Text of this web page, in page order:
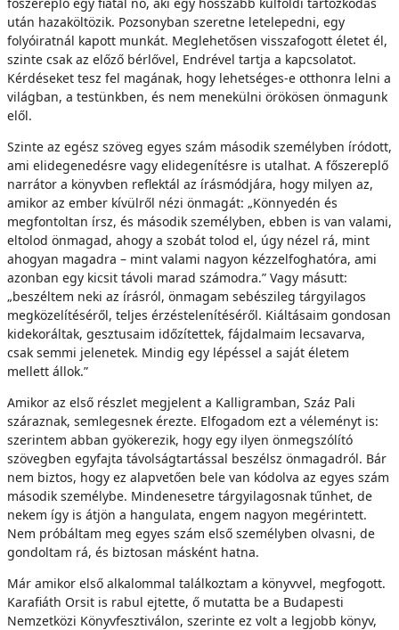
után hazaköltözik. Pozsonyban szeretne letelepedni, egy
folyóiratnál kapott munkát. Meglehetősen visszafogott életet él,
szinte csak az előző bérlővel, Endrével tartja a kapcsolatot.
Kérdéseket tesz fel magának, hogy lehetséges-e otthonra lelni a
világban, a testünkben, és nem menekülni örökösen önmagunk
elől.
Szinte az egész szöveg egyes szám második személyben íródott,
ami elidegenedésre vagy elidegenítésre is utalhat. A főszereplő
narrátor a könyvben reflektál az írásmódjára, hogy milyen az,
amikor az ember kívülről nézi önmagát: „Könnyedén és
megfontoltan írsz, és második személyben, ebben is van valami,
eltolod önmagad, ahogy a szobát tolod el, úgy nézel rá, mint
ahogyan magadra – mint valami nagyon kézzelfoghatóra, ami
azonban egy kicsit távoli marad számodra.” Vagy másutt:
„beszéltem neki az írásról, önmagam sebészileg tárgyilagos
megközelítéséről, teljes érzéstelenítéséről. Kiáltásaim gondosan
kidekoráltak, gesztusaim időzítettek, fájdalmaim lecsavarva,
csak semmi jelenetek. Mindig egy lépéssel a saját életem
mellett állok.”
Amikor az első részlet megjelent a Kalligramban, Száz Pali
száraznak, semlegesnek érezte. Elfogadom ezt a véleményt is:
szerintem abban gyökerezik, hogy egy ilyen önmegszólító
szövegben egyfajta távolságtartással beszélsz önmagadról. Bár
nem biztos, hogy ez alapvetően bele van kódolva az egyes szám
második személybe. Mindenesetre tárgyilagosnak tűnhet, de
nekem így is átjön a hangulata, engem nagyon megérintett.
Nem próbáltam meg egyes szám első személyben olvasni, de
gondoltam rá, és biztosan másként hatna.
Már amikor első alkalommal találkoztam a könyvvel, megfogott.
Karafiáth Orsit is rabul ejtette, ő mutatta be a Budapesti
Nemzetközi Könyvfesztiválon, szerinte ez volt a legjobb könyv,